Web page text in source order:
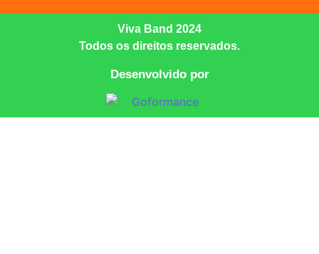
Viva Band 2024
Todos os direitos reservados.
Desenvolvido por